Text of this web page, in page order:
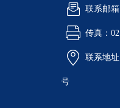
联系邮箱
传真：
联系地
号